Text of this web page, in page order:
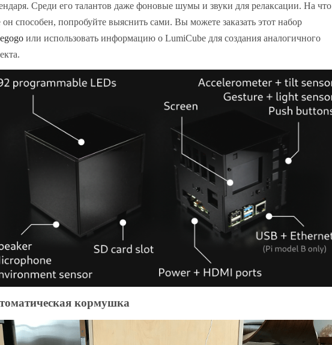
Среди его талантов даже фоновые шумы и звуки для релаксации. На что
способен, попробуйте выяснить сами. Вы можете заказать этот набор
или использовать информацию о LumiCube для создания аналогичного
кормушка